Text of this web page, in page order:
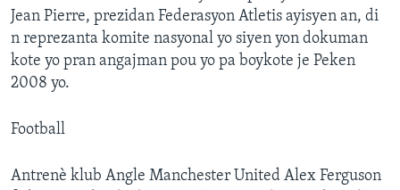
Jean Pierre, prezidan Federasyon Atletis ayisyen an, di
n reprezanta komite nasyonal yo siyen yon dokuman
kote yo pran angajman pou yo pa boykote je Peken
2008 yo.
Football
Antrenè klub Angle Manchester United Alex Ferguson